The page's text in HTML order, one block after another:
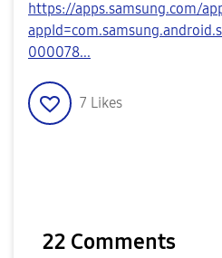
https://apps.samsung.com/
000078...
7 Likes
22 Comments